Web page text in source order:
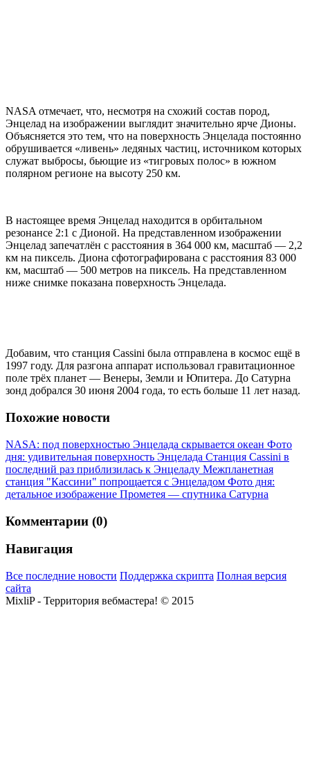
NASA отмечает, что, несмотря на схожий состав пород,
Энцелад на изображении выглядит значительно ярче Дионы.
Объясняется это тем, что на поверхность Энцелада постоянно
обрушивается «ливень» ледяных частиц, источником которых
служат выбросы, бьющие из «тигровых полос» в южном
полярном регионе на высоту 250 км.
В настоящее время Энцелад находится в орбитальном
резонансе 2:1 с Дионой. На представленном изображении
Энцелад запечатлён с расстояния в 364 000 км, масштаб — 2,2
км на пиксель. Диона сфотографирована с расстояния 83 000
км, масштаб — 500 метров на пиксель. На представленном
ниже снимке показана поверхность Энцелада.
Добавим, что станция Cassini была отправлена в космос ещё в
1997 году. Для разгона аппарат использовал гравитационное
поле трёх планет — Венеры, Земли и Юпитера. До Сатурна
зонд добрался 30 июня 2004 года, то есть больше 11 лет назад.
Похожие новости
NASA: под поверхностью Энцелада скрывается океан Фото
дня: удивительная поверхность Энцелада Станция Cassini в
последний раз приблизилась к Энцеладу Межпланетная
станция "Кассини" попрощается с Энцеладом Фото дня:
детальное изображение Прометея — спутника Сатурна
Комментарии (0)
Навигация
Все последние новости Поддержка скрипта Полная версия
сайта
MixliP - Территория вебмастера! © 2015